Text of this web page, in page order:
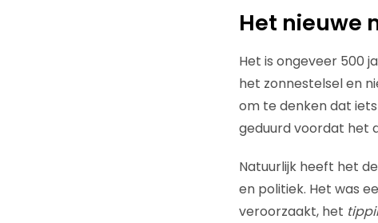
Het nieuwe
Het is ongeveer 500
het zonnestelsel en
om te denken dat
geduurd voordat het
Natuurlijk heeft het
en politiek. Het was
veroorzaakt, het